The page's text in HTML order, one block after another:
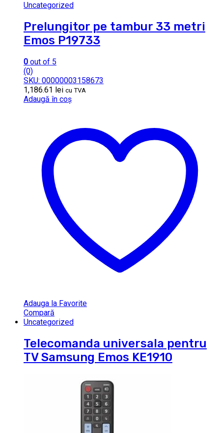
Uncategorized
Prelungitor pe tambur 33 metri
Emos P19733
0 out of 5
(0)
SKU: 00000003158673
1,186.61 lei cu TVA
Adaugă în coș
Adauga la Favorite
Compară
Uncategorized
Telecomanda universala pentru
TV Samsung Emos KE1910